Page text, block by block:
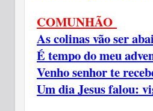
COMUNHÃO
As colinas vão ser
É tempo do meu
Venho senhor te
Um dia Jesus falou: